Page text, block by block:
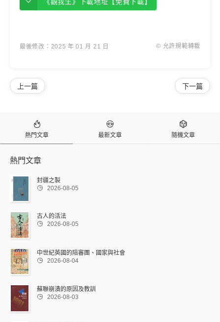
最後修改：2025 年 01 月 21 日 © 允許規範轉載
下一篇
上一篇

熱門文章

最新文章

隨機文章
熱門文章
封疆之製
 2026-08-05
古人的活法
 2026-08-05
中世紀英國的陪審團、國家與社會
 2026-08-04
蘇聯崩潰的原因及教訓
 2026-08-03